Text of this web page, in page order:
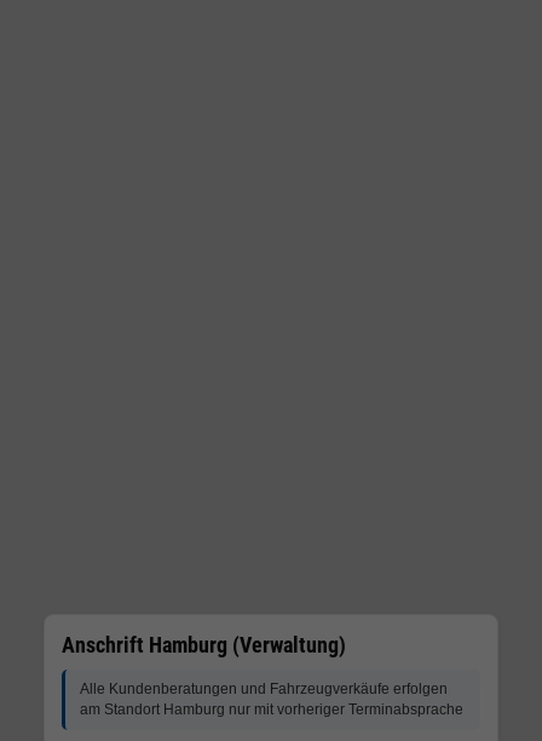
Anschrift Hamburg (Verwaltung)
Alle Kundenberatungen und Fahrzeugverkäufe erfolgen
am Standort Hamburg nur mit vorheriger Terminabsprache